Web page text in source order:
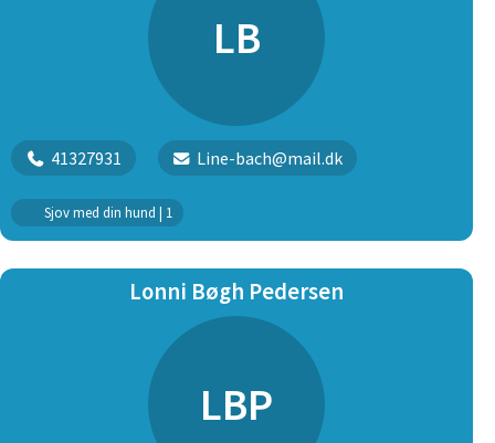
LB
41327931 Line-bach@mail.dk
Sjov med din hund | 1
Lonni Bøgh Pedersen
LBP